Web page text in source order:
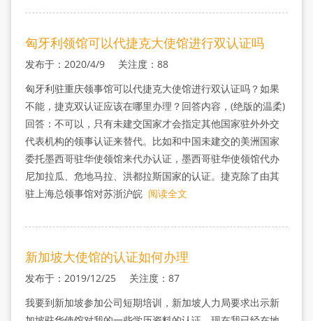
匈牙利领馆可以代捷克大使馆进行双认证吗
发布于：2020/4/9 关注度：88
匈牙利驻重庆领事馆可以代捷克大使馆进行双认证吗？如果
不能，捷克双认证应该在哪里办理？回答内容，(绝版的温柔)
回答：不可以，只有未建交国家才会指定其他国家驻外外交
代表机构的领事认证来替代。比如和中国未建交的美洲国家
委托墨西哥驻华使领馆来代办认证，墨西哥驻华使领馆代办
尼加拉瓜、危地马拉、洪都拉斯国家的认证。捷克除了由其
驻上海总领事馆对苏浙沪皖 阅读全文
新加坡大使馆的认证如何办理
发布于：2019/12/25 关注度：87
我要到新加坡参加公司短期培训，新加坡人力局要求出示新